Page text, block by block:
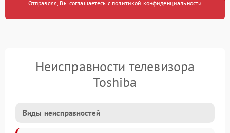
Отправляя, Вы соглашаетесь с политикой конфиденциальности
Неисправности телевизора
Toshiba
Виды неисправностей